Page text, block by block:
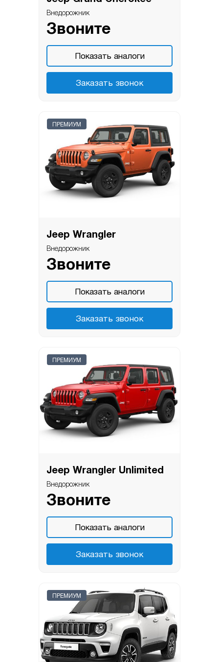
Внедорожник
Звоните
Показать аналоги
Заказать звонок
ПРЕМИУМ
Jeep Wrangler
Внедорожник
Звоните
Показать аналоги
Заказать звонок
ПРЕМИУМ
Jeep Wrangler Unlimited
Внедорожник
Звоните
Показать аналоги
Заказать звонок
ПРЕМИУМ